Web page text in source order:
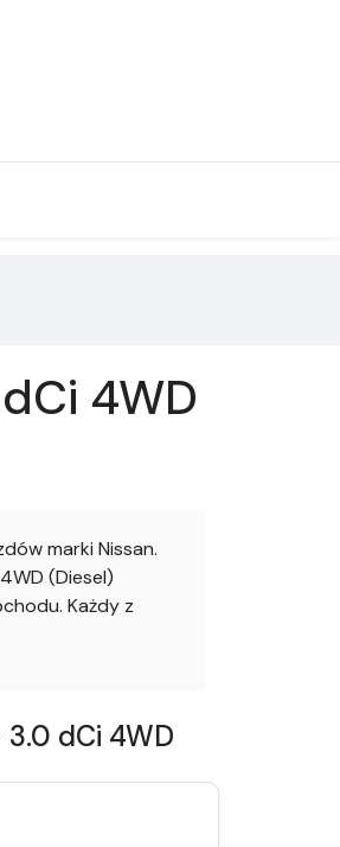
4WD
marki Nissan.
(Diesel)
Każdy z
dCi 4WD